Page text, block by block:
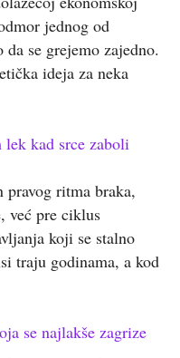
jednog od
se grejemo zajedno.
ideja za neka
lek kad srce zaboli
ritma braka,
već pre ciklus
koji se stalno
traju godinama, a kod
se najlakše zagrize